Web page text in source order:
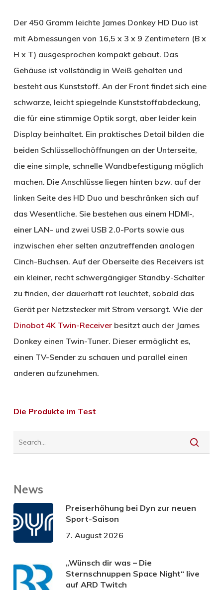
Der 450 Gramm leichte James Donkey HD Duo ist
mit Abmessungen von 16,5 x 3 x 9 Zentimetern (B x
H x T) ausgesprochen kompakt gebaut. Das
Gehäuse ist vollständig in Weiß gehalten und
besteht aus Kunststoff. An der Front findet sich eine
schwarze, leicht spiegelnde Kunststoffabdeckung,
die für eine stimmige Optik sorgt, aber leider kein
Display beinhaltet. Ein praktisches Detail bilden die
beiden Schlüssellochöffnungen an der Unterseite,
die eine simple, schnelle Wandbefestigung möglich
machen. Die Anschlüsse liegen hinten bzw. auf der
linken Seite des HD Duo und beschränken sich auf
das Wesentliche. Sie bestehen aus einem HDMI-,
einer LAN- und zwei USB 2.0-Ports sowie aus
inzwischen eher selten anzutreffenden analogen
Cinch-Buchsen. Auf der Oberseite des Receivers ist
ein kleiner, recht schwergängiger Standby-Schalter
zu finden, der dauerhaft rot leuchtet, sobald das
Gerät per Netzstecker mit Strom versorgt. Wie der
Dinobot 4K Twin-Receiverbesitzt auch der James
Donkey einen Twin-Tuner. Dieser ermöglicht es,
einen TV-Sender zu schauen und parallel einen
anderen aufzunehmen.
Die Produkte im Test
News
Preiserhöhung bei Dyn zur neuen
Sport-Saison
7. August 2026
„Wünsch dir was – Die
Sternschnuppen Space Night“ live
auf ARD Twitch